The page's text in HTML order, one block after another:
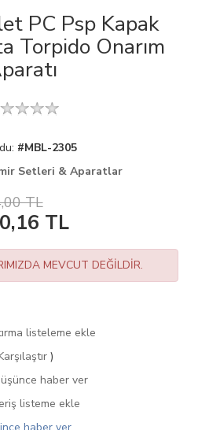
PC Psp Kapak
Torpido Onarım
#MBL-2305
Setleri & Aparatlar
TL
TL
MEVCUT DEĞİLDİR.
listeleme ekle
)
haber ver
listeme ekle